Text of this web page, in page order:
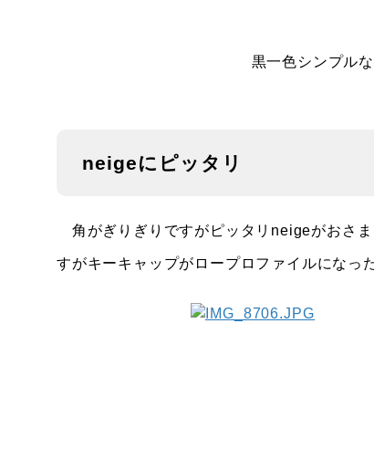
黒一色シンプル
neigeにピッタリ
角がぎりぎりですがピッタリneigeがおさ
すがキーキャップがロープロファイルになっ